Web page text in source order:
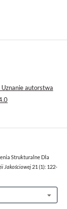
autorstwa
Strukturalne Dla
Jakościowej 21 (1): 122-